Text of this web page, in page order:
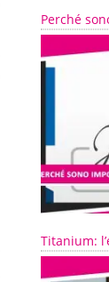
Perché
Titanium: